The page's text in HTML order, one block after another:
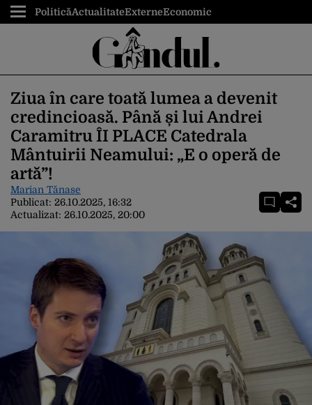
PoliticăActualitateExterneEconomic
Ziua în care toată lumea a devenit
credincioasă. Până și lui Andrei
Caramitru ÎI PLACE Catedrala
Mântuirii Neamului: „E o operă de
artă”!
Marian Tănase
Publicat: 26.10.2025, 16:32
Actualizat: 26.10.2025, 20:00